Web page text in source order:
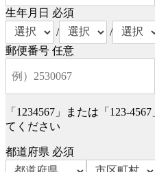
生年月日 必須
/
/
郵便番号 任意
「1234567」または「123-
てください
都道府県 必須